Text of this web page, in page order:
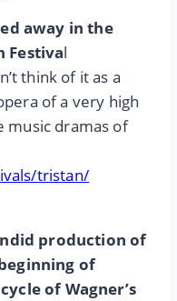
away in the
Festival
think of it as a
of a very high
music dramas of
tristan/
production of
of
of Wagner’s